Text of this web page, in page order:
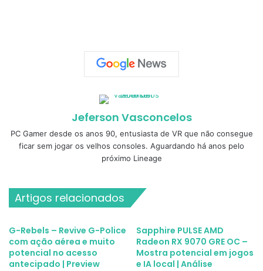
Jeferson Vasconcelos
PC Gamer desde os anos 90, entusiasta de VR que não consegue
ficar sem jogar os velhos consoles. Aguardando há anos pelo
próximo Lineage
Artigos relacionados
G-Rebels – Revive G-Police
com ação aérea e muito
potencial no acesso
antecipado | Preview
Sapphire PULSE AMD
Radeon RX 9070 GRE OC –
Mostra potencial em jogos
e IA local | Análise